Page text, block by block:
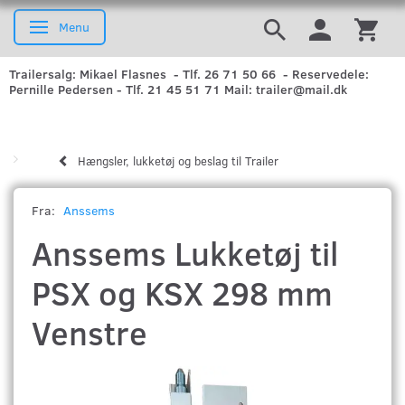
Skifte navigation
Menu
Trailersalg: Mikael Flasnes - Tlf. 26 71 50 66 - Reservedele:
Pernille Pedersen - Tlf. 21 45 51 71 Mail: trailer@mail.dk
Hængsler, lukketøj og beslag til Trailer
Fra: Anssems
Anssems Lukketøj til
PSX og KSX 298 mm
Venstre